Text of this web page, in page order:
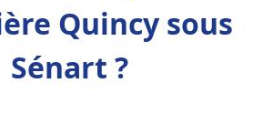
Quincy sous
Sénart ?